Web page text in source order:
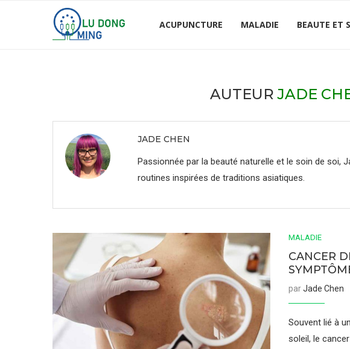
ACUPUNCTURE MALADIE BEAUTE ET
AUTEURJADE
JADE CHEN
Passionnée par la beauté naturelle et le soin de soi,
routines inspirées de traditions asiatiques.
MALADIE
CANCER
parJade Chen
Souvent lié à
soleil, le